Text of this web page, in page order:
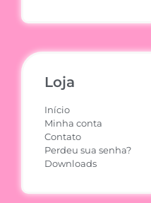
Loja
Início
Minha conta
Contato
Perdeu sua senha?
Downloads